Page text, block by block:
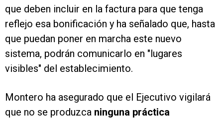
que deben incluir en la factura para que tenga
reflejo esa bonificación y ha señalado que, hasta
que puedan poner en marcha este nuevo
sistema, podrán comunicarlo en "lugares
visibles" del establecimiento.
Montero ha asegurado que el Ejecutivo vigilará
que no se produzca ninguna práctica